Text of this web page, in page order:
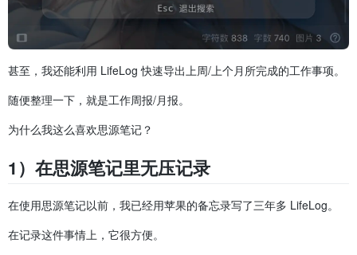
甚至，我还能利用 LifeLog 快速导出上周/上个月所完成的工作事项。
随便整理一下，就是工作周报/月报。
为什么我这么喜欢思源笔记？
1）在思源笔记里无压记录
在使用思源笔记以前，我已经用苹果的备忘录写了三年多 LifeLog。
在记录这件事情上，它很方便。